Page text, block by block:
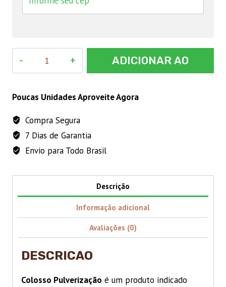
LITRO
ADICIONAR AO
Poucas Unidades Aproveite Agora
Compra Segura
7 Dias de Garantia
Envio para Todo Brasil
Descrição
Informação adicional
Avaliações (0)
DESCRICAO
Colosso Pulverização é um produto indicado